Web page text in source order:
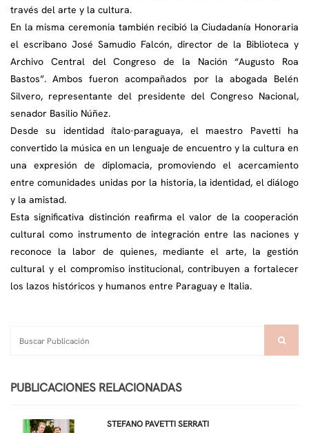
través del arte y la cultura.
En la misma ceremonia también recibió la Ciudadanía Honoraria
el escribano José Samudio Falcón, director de la Biblioteca y
Archivo Central del Congreso de la Nación “Augusto Roa
Bastos”. Ambos fueron acompañados por la abogada Belén
Silvero, representante del presidente del Congreso Nacional,
senador Basilio Núñez.
Desde su identidad ítalo-paraguaya, el maestro Pavetti ha
convertido la música en un lenguaje de encuentro y la cultura en
una expresión de diplomacia, promoviendo el acercamiento
entre comunidades unidas por la historia, la identidad, el diálogo
y la amistad.
Esta significativa distinción reafirma el valor de la cooperación
cultural como instrumento de integración entre las naciones y
reconoce la labor de quienes, mediante el arte, la gestión
cultural y el compromiso institucional, contribuyen a fortalecer
los lazos históricos y humanos entre Paraguay e Italia.
PUBLICACIONES RELACIONADAS
STEFANO PAVETTI SERRATI